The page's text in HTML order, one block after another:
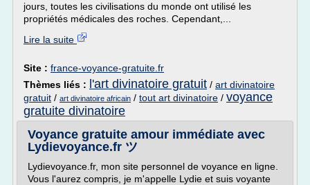
jours, toutes les civilisations du monde ont utilisé les
propriétés médicales des roches. Cependant,...
Lire la suite
Site : france-voyance-gratuite.fr
Thèmes liés :
l'art divinatoire gratuit / art divinatoire
gratuit / art divinatoire africain / tout art divinatoire / voyance
gratuite divinatoire
Voyance gratuite amour immédiate avec
Lydievoyance.fr ツ
Lydievoyance.fr, mon site personnel de voyance en ligne.
Vous l'aurez compris, je m'appelle Lydie et suis voyante